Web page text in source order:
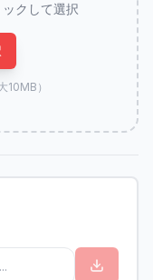
クして選択
10MB）